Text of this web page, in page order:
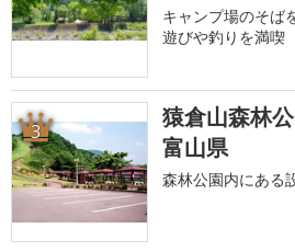
キャンプ場のそば
遊びや釣りを満喫
3
猿倉山森林
富山県
森林公園内にある